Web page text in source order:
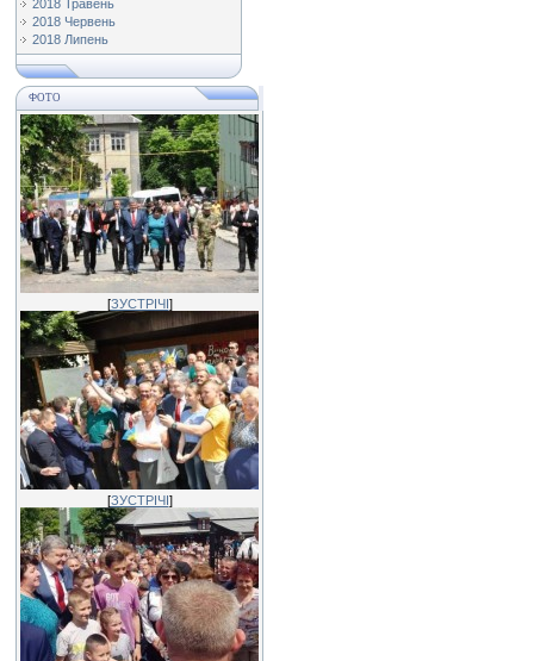
2018 Травень
2018 Червень
2018 Липень
ФОТО
[ЗУСТРІЧІ]
[ЗУСТРІЧІ]